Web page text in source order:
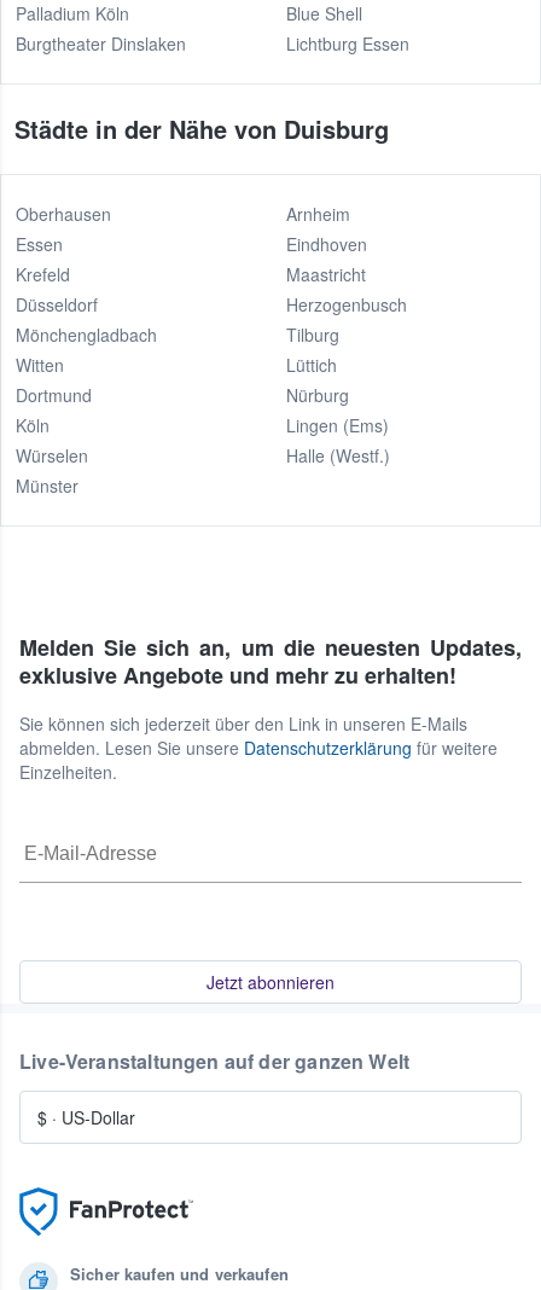
Palladium Köln
Burgtheater Dinslaken
Blue Shell
Lichtburg Essen
Städte in der Nähe von Duisburg
Oberhausen
Essen
Krefeld
Düsseldorf
Mönchengladbach
Witten
Dortmund
Köln
Würselen
Münster
Arnheim
Eindhoven
Maastricht
Herzogenbusch
Tilburg
Lüttich
Nürburg
Lingen (Ems)
Halle (Westf.)
Melden Sie sich an, um die neuesten Updates,
exklusive Angebote und mehr zu erhalten!
Sie können sich jederzeit über den Link in unseren E-Mails
abmelden. Lesen Sie unsere Datenschutzerklärung für weitere
Einzelheiten.
Jetzt abonnieren
Sicher kaufen und verkaufen
Live-Veranstaltungen auf der ganzen Welt
$ · US-Dollar